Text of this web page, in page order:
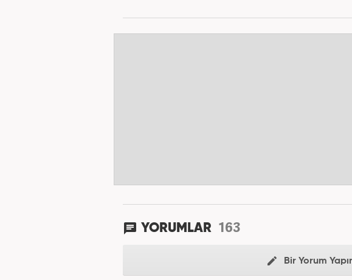
YORUMLAR 163
Bir Yorum